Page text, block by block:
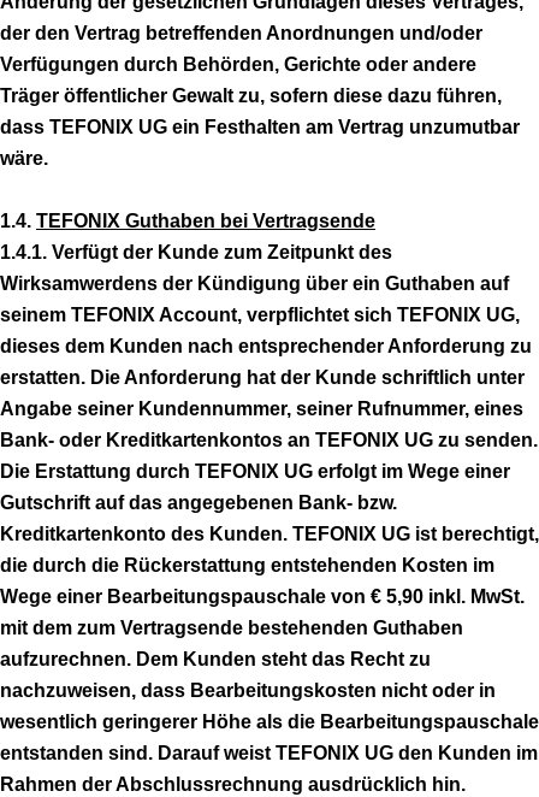
der den Vertrag betreffenden Anordnungen und/oder
Verfügungen durch Behörden, Gerichte oder andere
Träger öffentlicher Gewalt zu, sofern diese dazu führen,
dass TEFONIX UG ein Festhalten am Vertrag unzumutbar
wäre.
1.4. TEFONIX Guthaben bei Vertragsende
1.4.1. Verfügt der Kunde zum Zeitpunkt des
Wirksamwerdens der Kündigung über ein Guthaben auf
seinem TEFONIX Account, verpflichtet sich TEFONIX UG,
dieses dem Kunden nach entsprechender Anforderung zu
erstatten. Die Anforderung hat der Kunde schriftlich unter
Angabe seiner Kundennummer, seiner Rufnummer, eines
Bank- oder Kreditkartenkontos an TEFONIX UG zu senden.
Die Erstattung durch TEFONIX UG erfolgt im Wege einer
Gutschrift auf das angegebenen Bank- bzw.
Kreditkartenkonto des Kunden. TEFONIX UG ist berechtigt,
die durch die Rückerstattung entstehenden Kosten im
Wege einer Bearbeitungspauschale von € 5,90 inkl. MwSt.
mit dem zum Vertragsende bestehenden Guthaben
aufzurechnen. Dem Kunden steht das Recht zu
nachzuweisen, dass Bearbeitungskosten nicht oder in
wesentlich geringerer Höhe als die Bearbeitungspauschale
entstanden sind. Darauf weist TEFONIX UG den Kunden im
Rahmen der Abschlussrechnung ausdrücklich hin.